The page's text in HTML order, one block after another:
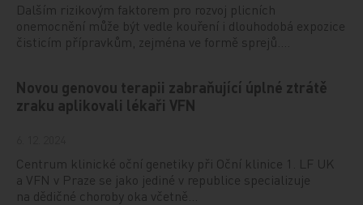
Dalším rizikovým faktorem pro rozvoj plicních
onemocnění může být vedle kouření i dlouhodobá expozice
čisticím přípravkům, zejména ve formě sprejů.…
Novou genovou terapii zabraňující úplné ztrátě
zraku aplikovali lékaři VFN
Centrum klinické oční genetiky při Oční klinice 1. LF UK
a VFN v Praze se jako jediné v republice specializuje
na dědičné choroby oka včetně…